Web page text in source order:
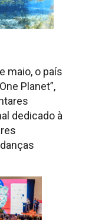
maio, o país
Planet”,
dedicado à